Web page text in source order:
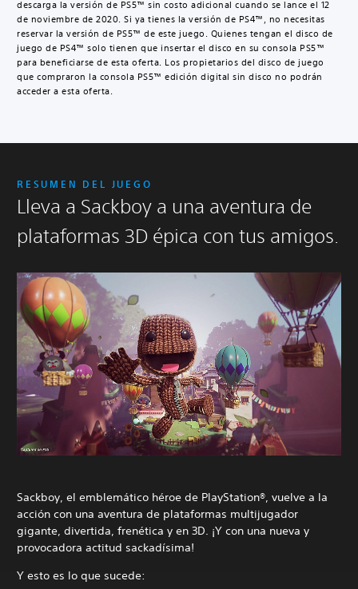
l
D
e
l
u
x
c
k
b
o
y
:
L
a
G
r
n
A
v
e
t
u
descarga la versión de PS5™ sin costo adicional cuando se lance el 12
de noviembre de 2020. Si ya tienes la versión de PS4™, no necesitas
reservar la versión de PS5™ de este juego. Quienes tengan el disco de
juego de PS4™ solo tienen que insertar el disco en su consola PS5™
para beneficiarse de esta oferta. Los propietarios del disco de juego
que compraron la consola PS5™ edición digital sin disco no podrán
acceder a esta oferta.
RESUMEN DEL JUEGO
Lleva a Sackboy a una aventura de
plataformas 3D épica con tus amigos.
Sackboy, el emblemático héroe de PlayStation®, vuelve a la
acción con una aventura de plataformas multijugador
gigante, divertida, frenética y en 3D. ¡Y con una nueva y
provocadora actitud sackadísima!
Y esto es lo que sucede: